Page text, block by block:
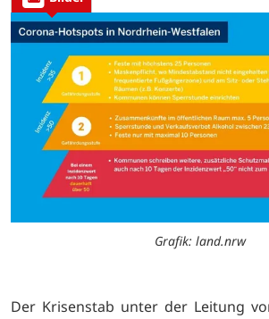
Grafik: land.nrw
Der Krisenstab unter der Leitung